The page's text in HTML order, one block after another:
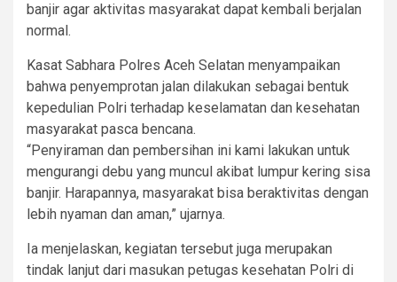
banjir agar aktivitas masyarakat dapat kembali berjalan
normal.
Kasat Sabhara Polres Aceh Selatan menyampaikan
bahwa penyemprotan jalan dilakukan sebagai bentuk
kepedulian Polri terhadap keselamatan dan kesehatan
masyarakat pasca bencana.
“Penyiraman dan pembersihan ini kami lakukan untuk
mengurangi debu yang muncul akibat lumpur kering sisa
banjir. Harapannya, masyarakat bisa beraktivitas dengan
lebih nyaman dan aman,” ujarnya.
Ia menjelaskan, kegiatan tersebut juga merupakan
tindak lanjut dari masukan petugas kesehatan Polri di